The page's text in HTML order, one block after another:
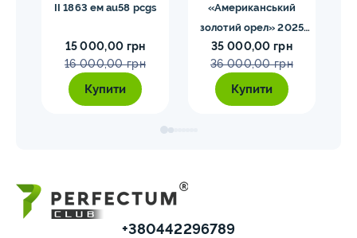
II 1863 ем au58 pcgs
15 000,00 грн
16 000,00 грн
Купити
«Американський
золотий орел» 2025
MS70 NGC орел тип2
35 000,00 грн
36 000,00 грн
Купити
+380442296789